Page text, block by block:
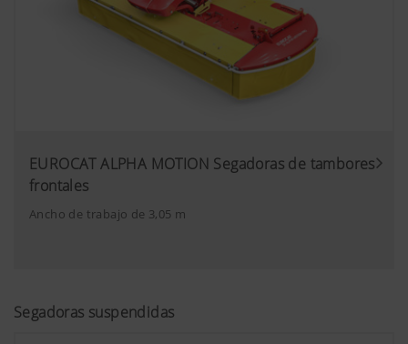
EUROCAT ALPHA MOTION Segadoras de tambores
frontales
Ancho de trabajo de 3,05 m
Segadoras suspendidas